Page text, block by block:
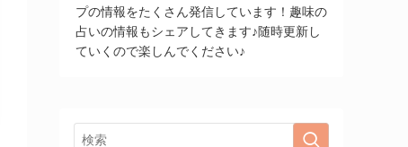
プの情報をたくさん発信しています！趣味の
占いの情報もシェアしてきます♪随時更新し
ていくので楽しんでください♪